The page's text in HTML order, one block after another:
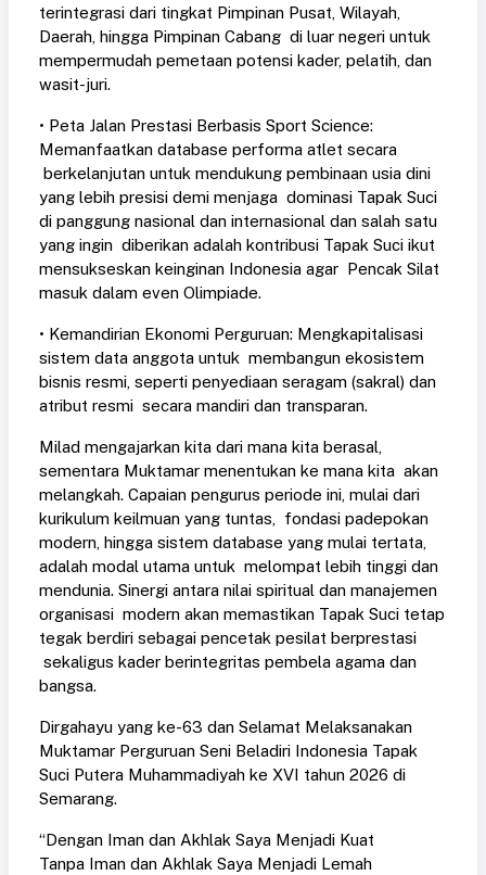
terintegrasi dari tingkat Pimpinan Pusat, Wilayah,
Daerah, hingga Pimpinan Cabang di luar negeri untuk
mempermudah pemetaan potensi kader, pelatih, dan
wasit-juri.
• Peta Jalan Prestasi Berbasis Sport Science:
Memanfaatkan database performa atlet secara
berkelanjutan untuk mendukung pembinaan usia dini
yang lebih presisi demi menjaga dominasi Tapak Suci
di panggung nasional dan internasional dan salah satu
yang ingin diberikan adalah kontribusi Tapak Suci ikut
mensukseskan keinginan Indonesia agar Pencak Silat
masuk dalam even Olimpiade.
• Kemandirian Ekonomi Perguruan: Mengkapitalisasi
sistem data anggota untuk membangun ekosistem
bisnis resmi, seperti penyediaan seragam (sakral) dan
atribut resmi secara mandiri dan transparan.
Milad mengajarkan kita dari mana kita berasal,
sementara Muktamar menentukan ke mana kita akan
melangkah. Capaian pengurus periode ini, mulai dari
kurikulum keilmuan yang tuntas, fondasi padepokan
modern, hingga sistem database yang mulai tertata,
adalah modal utama untuk melompat lebih tinggi dan
mendunia. Sinergi antara nilai spiritual dan manajemen
organisasi modern akan memastikan Tapak Suci tetap
tegak berdiri sebagai pencetak pesilat berprestasi
sekaligus kader berintegritas pembela agama dan
bangsa.
Dirgahayu yang ke-63 dan Selamat Melaksanakan
Muktamar Perguruan Seni Beladiri Indonesia Tapak
Suci Putera Muhammadiyah ke XVI tahun 2026 di
Semarang.
“Dengan Iman dan Akhlak Saya Menjadi Kuat
Tanpa Iman dan Akhlak Saya Menjadi Lemah